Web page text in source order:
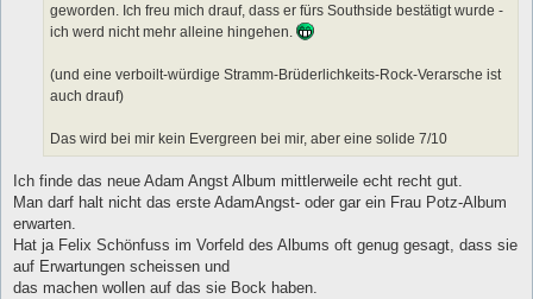
geworden. Ich freu mich drauf, dass er fürs Southside bestätigt wurde -
ich werd nicht mehr alleine hingehen.
(und eine verboilt-würdige Stramm-Brüderlichkeits-Rock-Verarsche ist
auch drauf)
Das wird bei mir kein Evergreen bei mir, aber eine solide 7/10
Ich finde das neue Adam Angst Album mittlerweile echt recht gut.
Man darf halt nicht das erste AdamAngst- oder gar ein Frau Potz-Album
erwarten.
Hat ja Felix Schönfuss im Vorfeld des Albums oft genug gesagt, dass sie
auf Erwartungen scheissen und
das machen wollen auf das sie Bock haben.